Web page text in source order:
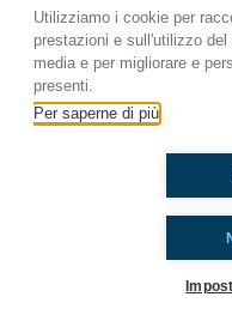
smemoranda Nico
Emergency Gino
#OkkinSu
Utilizziamo i cookie per
prestazioni e sull'utilizzo
media e per migliorare e
presenti.
Per saperne di più